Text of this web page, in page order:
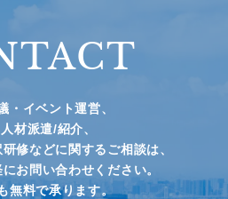
・イベント運営、
材派遣/紹介、
修などに関するご相談は、
お問い合わせください。
無料で承ります。